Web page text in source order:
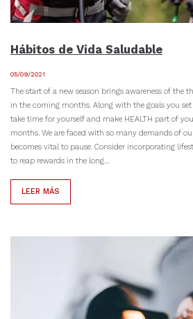
Hábitos de Vida Saludable
05/09/2021
The start of a new season brings awareness of the
in the coming months. Along with the goals you
take time for yourself and make HEALTH part of
months. We are faced with so many demands of
becomes vital to pause. Consider incorporating
to reap rewards in the long…
LEER MÁS